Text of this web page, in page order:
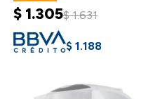
$ 1.305$ 1.631
$ 1.188